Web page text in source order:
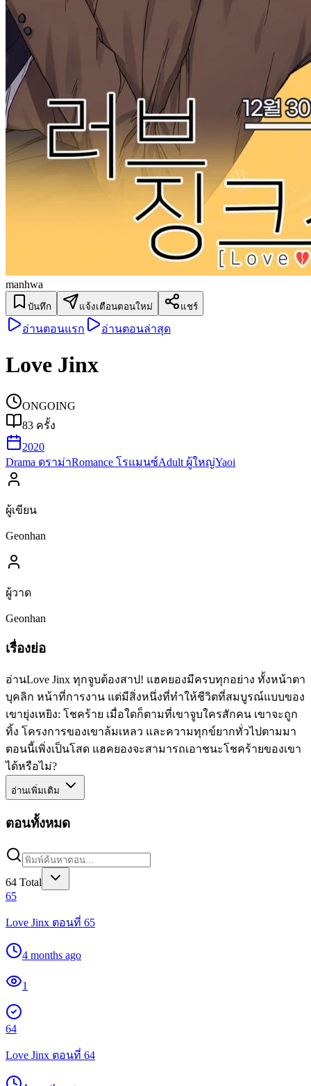
manhwa
บันทึก แจ้งเตือนตอนใหม่ แชร์
อ่านตอนแรก อ่านตอนล่าสุด
Love Jinx
ONGOING
83 ครั้ง
2020
Drama ดราม่าRomance โรแมนซ์Adult ผู้ใหญ่Yaoi
ผู้เขียน
Geonhan
ผู้วาด
Geonhan
เรื่องย่อ
อ่านLove Jinx ทุกจูบต้องสาป! แฮคยองมีครบทุกอย่าง ทั้งหน้าตา
บุคลิก หน้าที่การงาน แต่มีสิ่งหนึ่งที่ทำให้ชีวิตที่สมบูรณ์แบบของ
เขายุ่งเหยิง: โชคร้าย เมื่อใดก็ตามที่เขาจูบใครสักคน เขาจะถูก
ทิ้ง โครงการของเขาล้มเหลว และความทุกข์ยากทั่วไปตามมา
ตอนนี้เพิ่งเป็นโสด แฮคยองจะสามารถเอาชนะโชคร้ายของเขา
ได้หรือไม่?
อ่านเพิ่มเติม
ตอนทั้งหมด
64 Total
65
Love Jinx ตอนที่ 65
4 months ago
1
64
Love Jinx ตอนที่ 64